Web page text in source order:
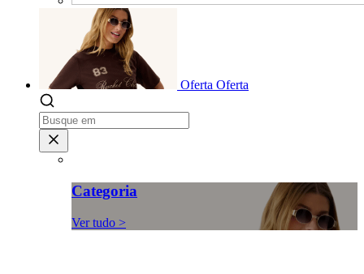
Oferta Oferta
Categoria
Ver tudo >